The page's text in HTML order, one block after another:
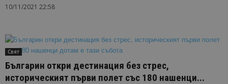
10/11/2021 22:58
Свят
Българин откри дестинация без стрес,
историческият първи полет със 180 нашенци...